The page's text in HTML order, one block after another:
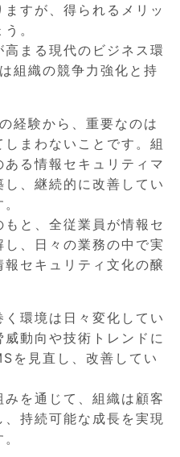
すが、得られるメリッ
。
まる現代のビジネス環
組織の競争力強化と持
経験から、重要なのは
まわないことです。組
る情報セキュリティマ
、継続的に改善してい
と、全従業員が情報セ
、日々の業務の中で実
セキュリティ文化の醸
環境は日々変化してい
動向や技術トレンドに
を見直し、改善してい
を通じて、組織は顧客
持続可能な成長を実現